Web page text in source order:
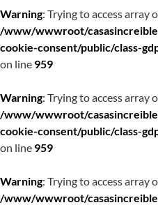
Warning: Trying to access array
/www/wwwroot/
cookie-consent/public/class-
on line 959
Warning: Trying to access array
/www/wwwroot/
cookie-consent/public/class-
on line 959
Warning: Trying to access array
/www/wwwroot/